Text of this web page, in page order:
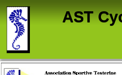
AST
Panneau de gestion des cookies